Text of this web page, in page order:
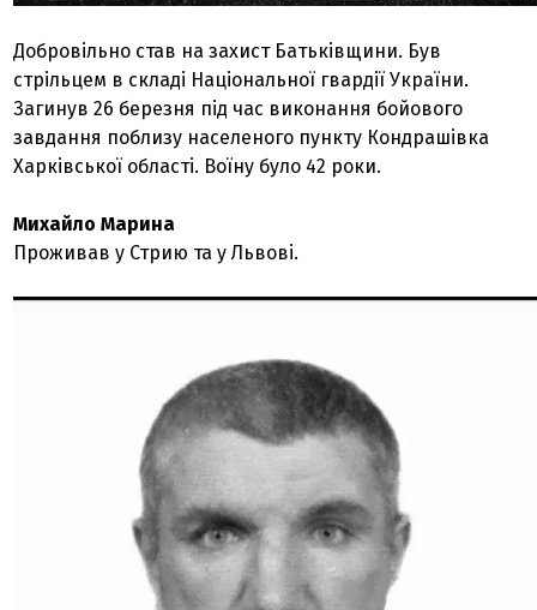
Добровільно став на захист Батьківщини. Був
стрільцем в складі Національної гвардії України.
Загинув 26 березня під час виконання бойового
завдання поблизу населеного пункту Кондрашівка
Харківської області. Воїну було 42 роки.
Михайло Марина
Проживав у Стрию та у Львові.